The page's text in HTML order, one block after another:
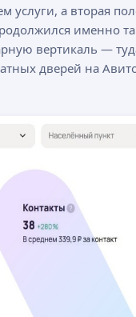
а вторая
именно
вертикаль —
дверей на